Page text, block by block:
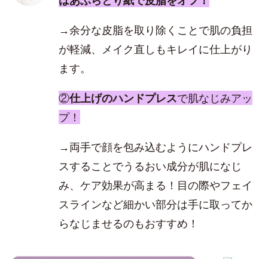
→余分な皮脂を取り除くことで肌の負担
が軽減、メイク直しもキレイに仕上がり
ます。
②仕上げのハンドプレスで肌なじみアッ
プ！
→両手で顔を包み込むようにハンドプレ
スすることでうるおい成分が肌になじ
み、ケア効果が高まる！目の際やフェイ
スラインなど細かい部分は手に取ってか
らなじませるのもおすすめ！